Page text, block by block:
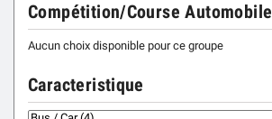
Compétition/Course Automobile
Aucun choix disponible pour ce groupe
Caracteristique